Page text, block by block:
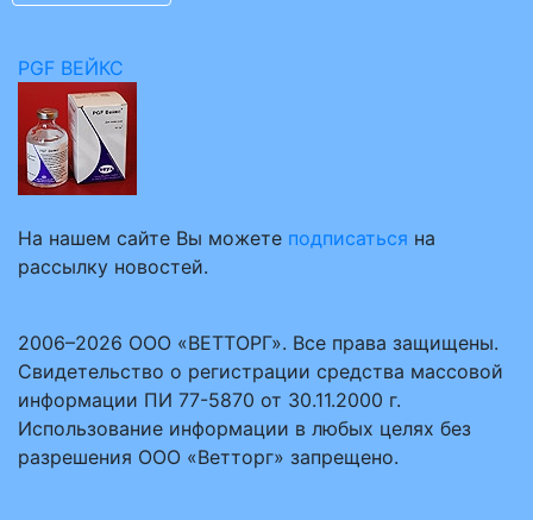
PGF ВЕЙКС
На нашем сайте Вы можете подписаться на
рассылку новостей.
2006–2026 ООО «ВЕТТОРГ». Все права защищены.
Свидетельство о регистрации средства массовой
информации ПИ 77-5870 от 30.11.2000 г.
Использование информации в любых целях без
разрешения ООО «Ветторг» запрещено.